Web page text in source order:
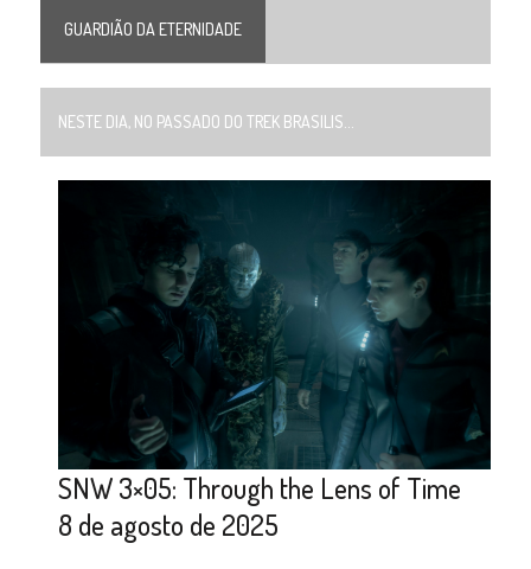
GUARDIÃO DA ETERNIDADE
NESTE DIA, NO PASSADO DO TREK BRASILIS...
SNW 3×05: Through the Lens of Time
8 de agosto de 2025